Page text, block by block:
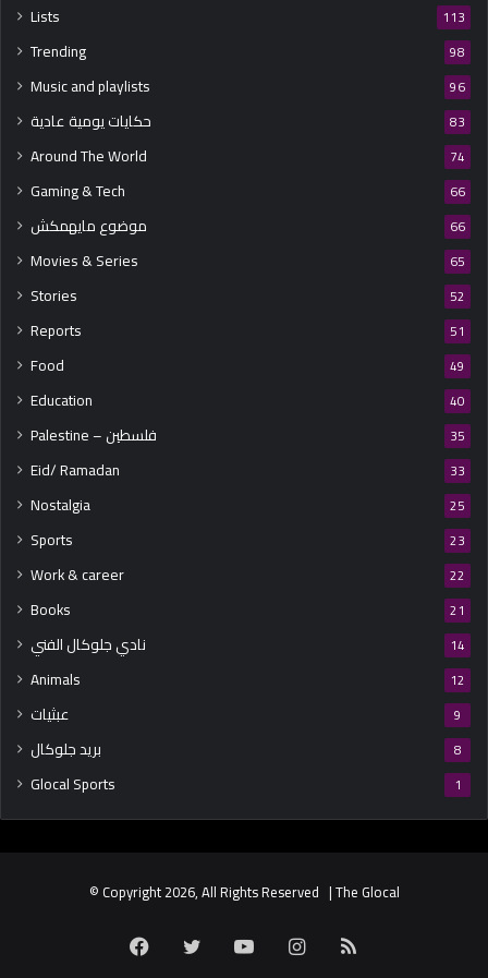
Lists 113
Trending 98
Music and playlists 96
حكايات يومية عادية 83
Around The World 74
Gaming & Tech 66
موضوع مايهمكش 66
Movies & Series 65
Stories 52
Reports 51
Food 49
Education 40
Palestine – فلسطين 35
Eid/ Ramadan 33
Nostalgia 25
Sports 23
Work & career 22
Books 21
نادي جلوكال الفني 14
Animals 12
عبثيات 9
بريد جلوكال 8
Glocal Sports 1
© Copyright 2026, All Rights Reserved | The Glocal
Facebook Twitter YouTubeInstagram